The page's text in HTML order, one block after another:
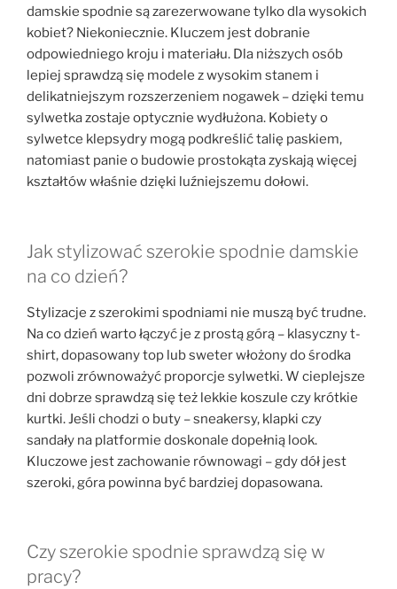
damskie spodnie są zarezerwowane tylko dla wysokich
kobiet? Niekoniecznie. Kluczem jest dobranie
odpowiedniego kroju i materiału. Dla niższych osób
lepiej sprawdzą się modele z wysokim stanem i
delikatniejszym rozszerzeniem nogawek – dzięki temu
sylwetka zostaje optycznie wydłużona. Kobiety o
sylwetce klepsydry mogą podkreślić talię paskiem,
natomiast panie o budowie prostokąta zyskają więcej
kształtów właśnie dzięki luźniejszemu dołowi.
Jak stylizować szerokie spodnie damskie
na co dzień?
Stylizacje z szerokimi spodniami nie muszą być trudne.
Na co dzień warto łączyć je z prostą górą – klasyczny t-
shirt, dopasowany top lub sweter włożony do środka
pozwoli zrównoważyć proporcje sylwetki. W cieplejsze
dni dobrze sprawdzą się też lekkie koszule czy krótkie
kurtki. Jeśli chodzi o buty – sneakersy, klapki czy
sandały na platformie doskonale dopełnią look.
Kluczowe jest zachowanie równowagi – gdy dół jest
szeroki, góra powinna być bardziej dopasowana.
Czy szerokie spodnie sprawdzą się w
pracy?